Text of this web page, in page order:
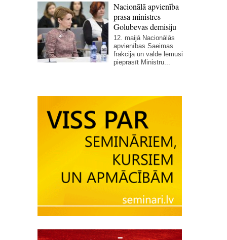
Nacionālā apvienība
prasa ministres
Golubevas demisiju
12. maijā Nacionālās
apvienības Saeimas
frakcija un valde lēmusi
pieprasīt Ministru...